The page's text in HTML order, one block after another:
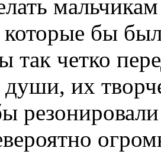
которые бы
так четко
души, их